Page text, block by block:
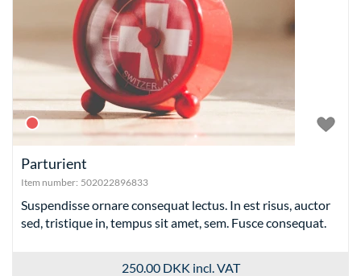
Parturient
Item number: 502022896833
Suspendisse ornare consequat lectus. In est risus, auctor
sed, tristique in, tempus sit amet, sem. Fusce consequat.
250.00 DKK incl. VAT